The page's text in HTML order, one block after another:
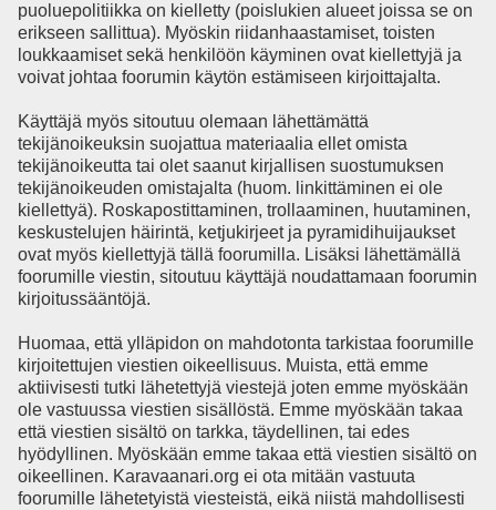
puoluepolitiikka on kielletty (poislukien alueet joissa se on
erikseen sallittua). Myöskin riidanhaastamiset, toisten
loukkaamiset sekä henkilöön käyminen ovat kiellettyjä ja
voivat johtaa foorumin käytön estämiseen kirjoittajalta.
Käyttäjä myös sitoutuu olemaan lähettämättä
tekijänoikeuksin suojattua materiaalia ellet omista
tekijänoikeutta tai olet saanut kirjallisen suostumuksen
tekijänoikeuden omistajalta (huom. linkittäminen ei ole
kiellettyä). Roskapostittaminen, trollaaminen, huutaminen,
keskustelujen häirintä, ketjukirjeet ja pyramidihuijaukset
ovat myös kiellettyjä tällä foorumilla. Lisäksi lähettämällä
foorumille viestin, sitoutuu käyttäjä noudattamaan foorumin
kirjoitussääntöjä.
Huomaa, että ylläpidon on mahdotonta tarkistaa foorumille
kirjoitettujen viestien oikeellisuus. Muista, että emme
aktiivisesti tutki lähetettyjä viestejä joten emme myöskään
ole vastuussa viestien sisällöstä. Emme myöskään takaa
että viestien sisältö on tarkka, täydellinen, tai edes
hyödyllinen. Myöskään emme takaa että viestien sisältö on
oikeellinen. Karavaanari.org ei ota mitään vastuuta
foorumille lähetetyistä viesteistä, eikä niistä mahdollisesti